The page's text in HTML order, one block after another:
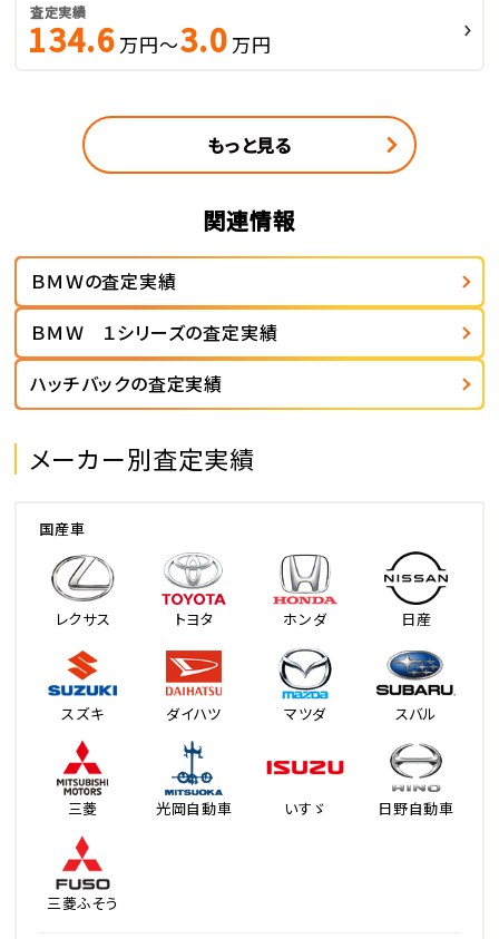
査定実績
134.6 万円～3.0 万円
もっと見る
関連情報
ＢＭＷの査定実績
ＢＭＷ １シリーズの査定実績
ハッチバックの査定実績
メーカー別査定実績
国産車
レクサス トヨタ ホンダ 日産
スズキ ダイハツ マツダ スバル
三菱 光岡自動車 いすゞ 日野自動車
三菱ふそう